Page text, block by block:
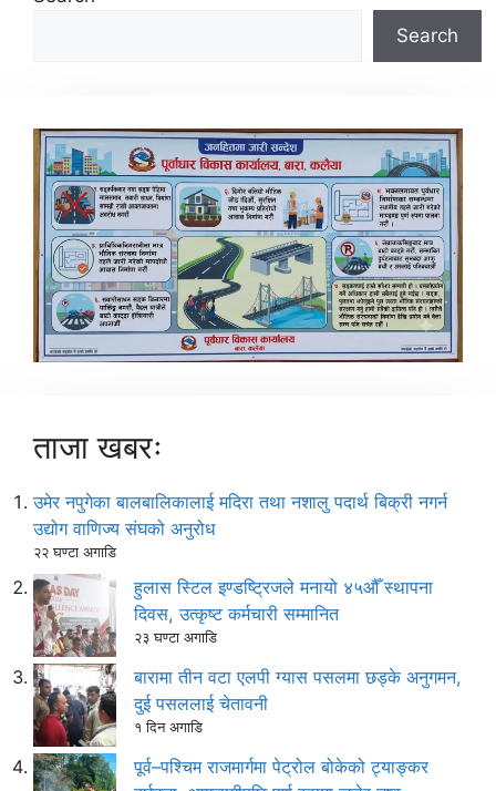
Search
ताजा खबरः
उमेर नपुगेका बालबालिकालाई मदिरा तथा नशालु पदार्थ बिक्री नगर्न
उद्योग वाणिज्य संघको अनुरोध
२२ घण्टा अगाडि
हुलास स्टिल इण्डष्ट्रिजले मनायो ४५औँ स्थापना
दिवस, उत्कृष्ट कर्मचारी सम्मानित
२३ घण्टा अगाडि
बारामा तीन वटा एलपी ग्यास पसलमा छड्के अनुगमन,
दुई पसललाई चेतावनी
१ दिन अगाडि
पूर्व–पश्चिम राजमार्गमा पेट्रोल बोकेको ट्याङ्कर